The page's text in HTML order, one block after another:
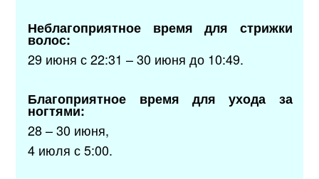
Неблагоприятное время для стрижки
волос:
29 июня с 22:31 – 30 июня до 10:49.
Благоприятное время для ухода за
ногтями:
28 – 30 июня,
4 июля с 5:00.